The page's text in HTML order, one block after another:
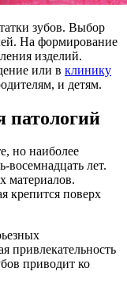
зубов. Выбор
На формирование
изделий.
или в клинику
и детям.
патологий
но наиболее
восемнадцать лет.
материалов.
крепится поверх
привлекательность
приводит ко